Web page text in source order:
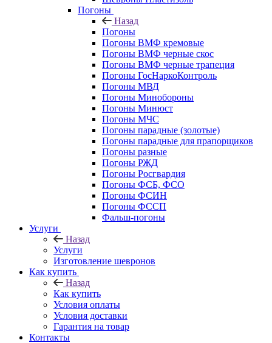
Погоны
Назад
Погоны
Погоны ВМФ кремовые
Погоны ВМФ черные скос
Погоны ВМФ черные трапеция
Погоны ГосНаркоКонтроль
Погоны МВД
Погоны Минобороны
Погоны Минюст
Погоны МЧС
Погоны парадные (золотые)
Погоны парадные для прапорщиков
Погоны разные
Погоны РЖД
Погоны Росгвардия
Погоны ФСБ, ФСО
Погоны ФСИН
Погоны ФССП
Фальш-погоны
Услуги
Назад
Услуги
Изготовление шевронов
Как купить
Назад
Как купить
Условия оплаты
Условия доставки
Гарантия на товар
Контакты